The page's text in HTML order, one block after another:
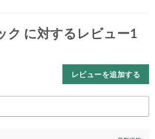
ク に対するレビュー1
レビューを追加する